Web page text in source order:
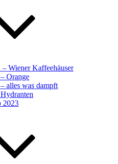
Wiener Kaffeehäuser
Orange
alles was dampft
2023